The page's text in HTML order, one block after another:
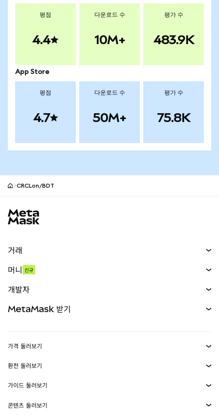
평점
4.4
다운로드 수
10M+
평가 수
483.9K
App Store
평점
4.7
다운로드 수
50M+
평가 수
75.8K
CRCLon/BDT
거래
무기한 선물
실물자산
머니 신규
개발자
MetaMask Connect
Snaps
웹3 서비스
MetaMask 받기
보안
고객 지원
가격 둘러보기
이더리움 가격
솔라나 가격
환전 둘러보기
ETH를 USD로 환전
USDT를 INR로 환전
가이드 둘러보기
ETH 매수
콘텐츠 둘러보기